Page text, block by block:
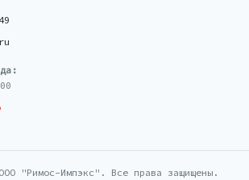
"Римос-Импэкс". Все права защищены.